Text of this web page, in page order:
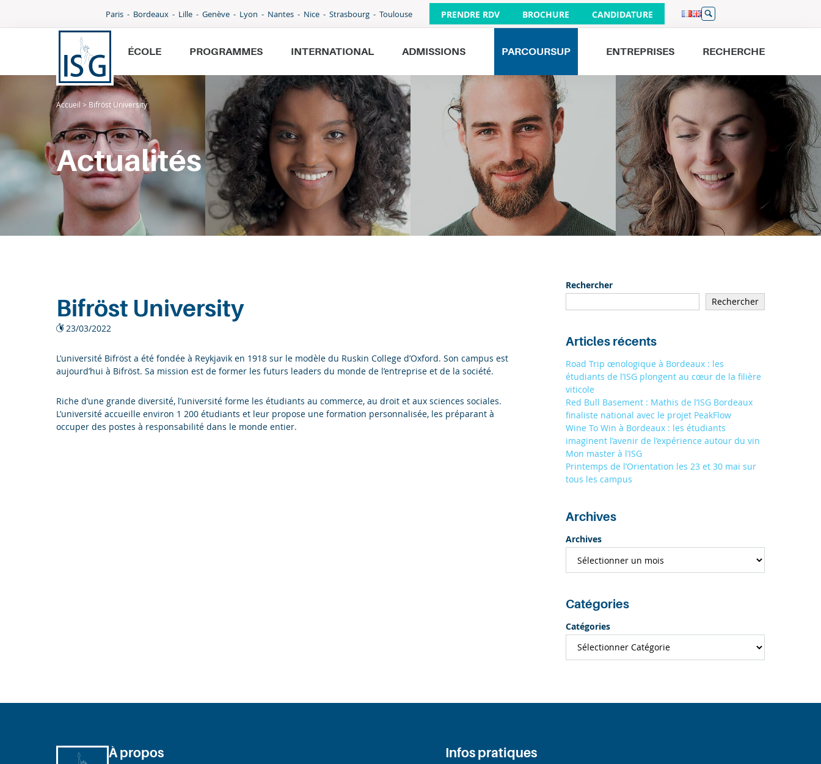
Paris Bordeaux Lille Genève Lyon Nantes Nice Strasbourg Toulouse PRENDRE RDV BROCHURE CANDIDATURE
ÉCOLE PROGRAMMES INTERNATIONAL ADMISSIONS PARCOURSUP ENTREPRISES RECHERCHE
École
Programmes
International
Admissions
Entreprises
Recherche
Venez nous rencontrer
JOURNÉES PORTES OUVERTES
26/09 À PARIS 9H - 16H
19/09 À BORDEAUX 9H - 16H
01/10 À LILLE 17H - 20H
À TOULOUSE 9H - 13H
Accueil > Bifröst University
Actualités
Bifröst University
23/03/2022
L’université Bifröst a été fondée à Reykjavik en 1918 sur le modèle du Ruskin College d’Oxford. Son campus est
aujourd’hui à Bifröst. Sa mission est de former les futurs leaders du monde de l’entreprise et de la société.
Riche d’une grande diversité, l’université forme les étudiants au commerce, au droit et aux sciences sociales.
L’université accueille environ 1 200 étudiants et leur propose une formation personnalisée, les préparant à
occuper des postes à responsabilité dans le monde entier.
Rechercher
Rechercher
Articles récents
Road Trip œnologique à Bordeaux : les
étudiants de l’ISG plongent au cœur de la filière
viticole
Red Bull Basement : Mathis de l’ISG Bordeaux
finaliste national avec le projet PeakFlow
Wine To Win à Bordeaux : les étudiants
imaginent l’avenir de l’expérience autour du vin
Mon master à l’ISG
Printemps de l’Orientation les 23 et 30 mai sur
tous les campus
Archives
Archives
Catégories
Catégories
À propos Infos pratiques